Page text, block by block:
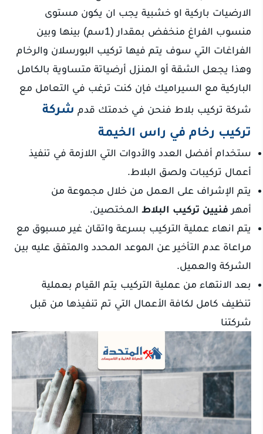
الارضيات باركية او خشبية يجب ان يكون مستوى
منسوب الفراغ منخفض بمقدار (1سم) بينها وبين
الفراغات التي سوف يتم فيها تركيب البورسلان والرخام
وهذا يجعل الشقة أو المنزل أرضياتة متساوية بالكامل
الباركية مع السيراميك فإن كنت ترغب في التعامل مع
شركة تركيب بلاط فنحن في خدمتك قدم شركة
تركيب رخام في راس الخيمة
ستخدام أفضل العدد والأدوات التي اللازمة في تنفيذ
أعمال تركيبات ولصق البلاط.
يتم الإشراف على العمل من خلال مجموعة من
أمهر فنيين تركيب البلاط المختصين.
يتم انهاء عملية التركيب بسرعة واتقان غير مسبوق مع
مراعاة عدم التأخير عن الموعد المحدد والمتفق عليه بين
الشركة والعميل.
بعد الانتهاء من عملية التركيب يتم القيام بعملية
تنظيف كامل لكافة الأعمال التي تم تنفيذها من قبل
شركتنا